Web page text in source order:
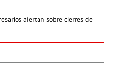
alertan sobre cierres de